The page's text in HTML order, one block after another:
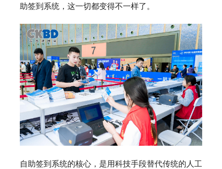
助签到系统，这一切都变得不一样了。
自助签到系统的核心，是用科技手段替代传统的人工